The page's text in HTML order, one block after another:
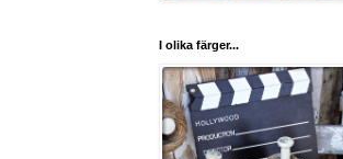
I olika färger...